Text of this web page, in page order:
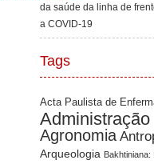
da saúde da linha de
a COVID-19
Tags
Acta Paulista de
Administração
Agronomia
Arqueologia Bakhtiniana: